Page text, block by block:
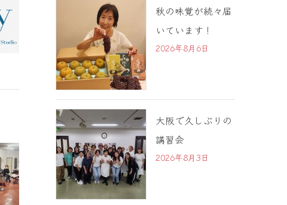
秋の味覚が続々届
いています！
2026年8月6日
大阪で久しぶりの
講習会
2026年8月3日